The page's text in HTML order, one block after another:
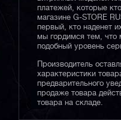
платежей, которые
магазине G-STORE
первый, кто наденет
мы гордимся тем, что
подобный уровень
Производитель
характеристики
предварительного
продаже товара
товара на складе.